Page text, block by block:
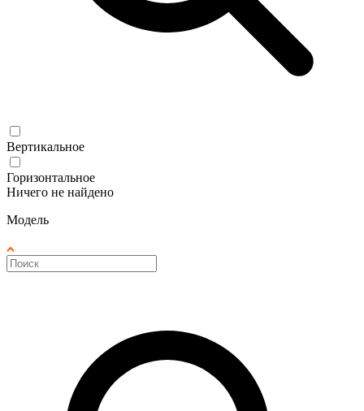
Вертикальное
Горизонтальное
Ничего не найдено
Модель